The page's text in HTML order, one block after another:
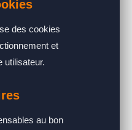
des cookies
et
utilisateur.
au bon